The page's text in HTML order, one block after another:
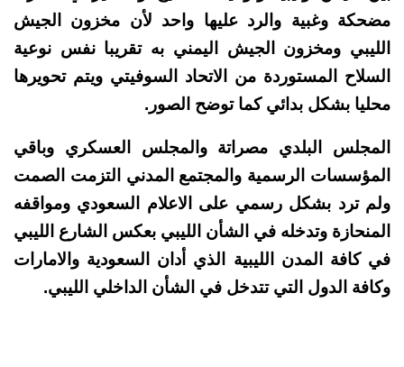
مضحكة وغبية والرد عليها واحد لأن مخزون الجيش
الليبي ومخزون الجيش اليمني به تقريبا نفس نوعية
السلاح المستوردة من الاتحاد السوفيتي ويتم تحويرها
محليا بشكل بدائي كما توضح الصور.
المجلس البلدي مصراتة والمجلس العسكري وباقي
المؤسسات الرسمية والمجتمع المدني التزمت الصمت
ولم ترد بشكل رسمي على الاعلام السعودي ومواقفه
المنحازة وتدخله في الشأن الليبي بعكس الشارع الليبي
في كافة المدن الليبية الذي أدان السعودية والامارات
وكافة الدول التي تتدخل في الشأن الداخلي الليبي.